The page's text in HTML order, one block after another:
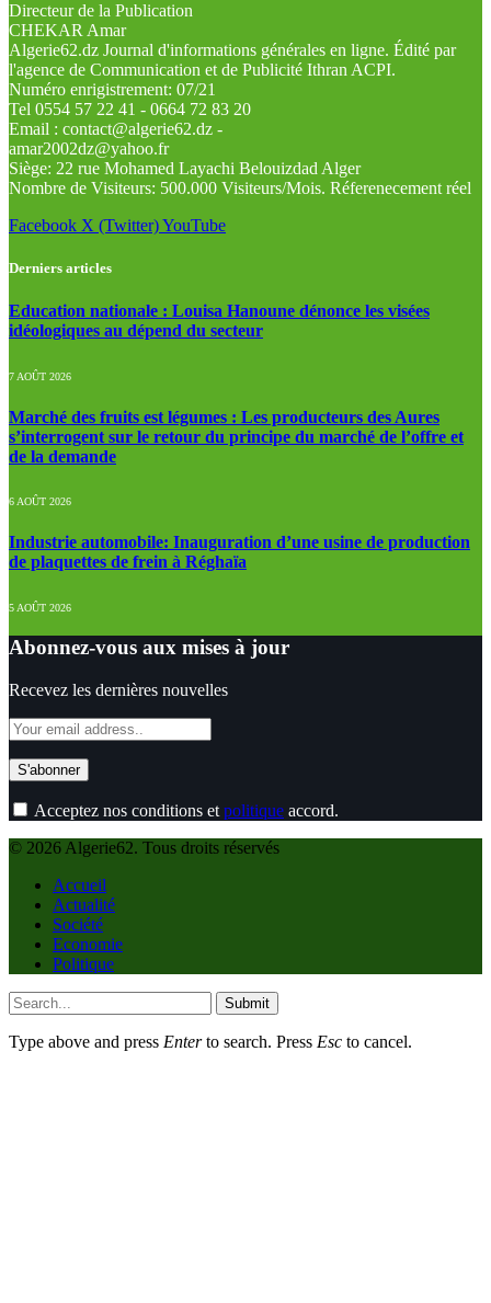
Directeur de la Publication
CHEKAR Amar
Algerie62.dz Journal d'informations générales en ligne. Édité par
l'agence de Communication et de Publicité Ithran ACPI.
Numéro enrigistrement: 07/21
Tel 0554 57 22 41 - 0664 72 83 20
Email : contact@algerie62.dz -
amar2002dz@yahoo.fr
Siège: 22 rue Mohamed Layachi Belouizdad Alger
Nombre de Visiteurs: 500.000 Visiteurs/Mois. Réferenecement réel
Facebook X (Twitter)YouTube
Derniers articles
Education nationale : Louisa Hanoune dénonce les visées
idéologiques au dépend du secteur
7 AOÛT 2026
Marché des fruits est légumes : Les producteurs des Aures
s’interrogent sur le retour du principe du marché de l’offre et
de la demande
6 AOÛT 2026
Industrie automobile: Inauguration d’une usine de production
de plaquettes de frein à Réghaïa
5 AOÛT 2026
Abonnez-vous aux mises à jour
Recevez les dernières nouvelles
Acceptez nos conditions et politique accord.
© 2026 Algerie62. Tous droits réservés
Accueil
Actualité
Société
Economie
Politique
Submit
Type above and press Enterto search. Press Esc to cancel.